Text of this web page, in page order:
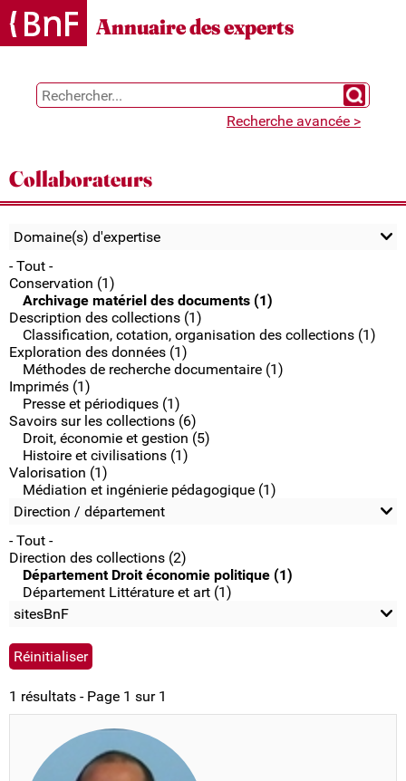
Gestion des cookies
Annuaire des experts
Chercher
Recherche avancée >
Collaborateurs
Domaine(s) d'expertise
- Tout -
Conservation (1)
Archivage matériel des documents (1)
Description des collections (1)
Classification, cotation, organisation des collections (1)
Exploration des données (1)
Méthodes de recherche documentaire (1)
Imprimés (1)
Presse et périodiques (1)
Savoirs sur les collections (6)
Droit, économie et gestion (5)
Histoire et civilisations (1)
Valorisation (1)
Médiation et ingénierie pédagogique (1)
Direction / département
- Tout -
Direction des collections (2)
Département Droit économie politique (1)
Département Littérature et art (1)
sitesBnF
1 résultats - Page 1 sur 1